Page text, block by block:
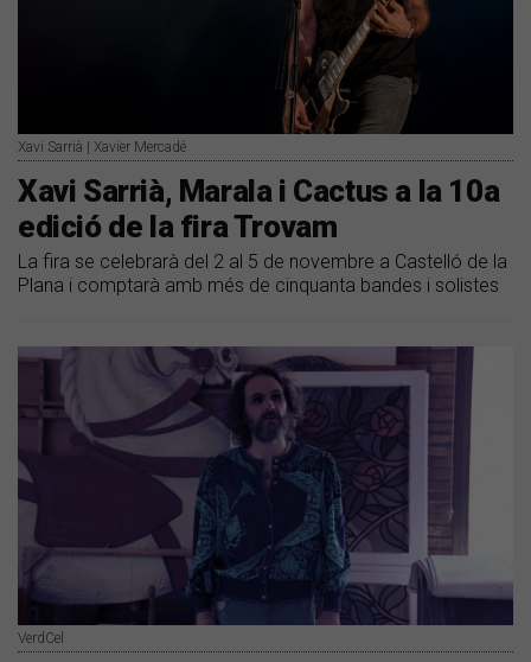
Xavi Sarrià | Xavier Mercadé
Xavi Sarrià, Marala i Cactus a la 10a
edició de la fira Trovam
La fira se celebrarà del 2 al 5 de novembre a Castelló de la
Plana i comptarà amb més de cinquanta bandes i solistes
VerdCel